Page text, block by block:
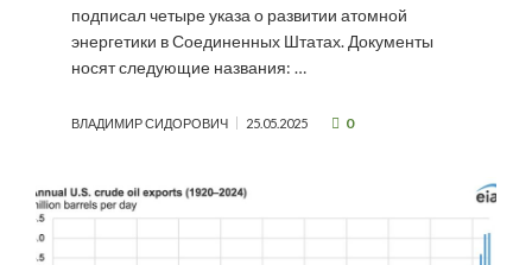
подписал четыре указа о развитии атомной
энергетики в Соединенных Штатах. Документы
носят следующие названия: …
ВЛАДИМИР СИДОРОВИЧ 25.05.2025 0